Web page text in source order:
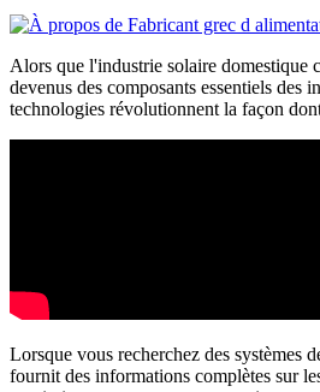
Alors que l'industrie solaire domestique
devenus des composants essentiels des
technologies révolutionnent la façon
Lorsque vous recherchez des systèmes
fournit des informations complètes sur